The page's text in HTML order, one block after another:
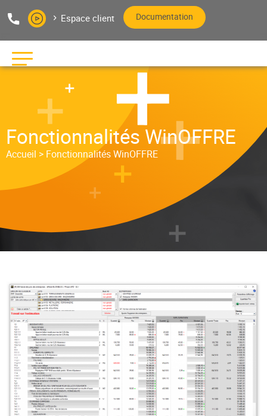
Espace client
Documentation
Fonctionnalités WinOFFRE
Accueil > Fonctionnalités WinOFFRE